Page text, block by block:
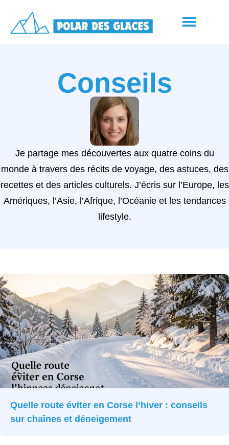
Conseils
Je partage mes découvertes aux quatre coins du
monde à travers des récits de voyage, des astuces, des
recettes et des articles culturels. J’écris sur l’Europe, les
Amériques, l’Asie, l’Afrique, l’Océanie et les tendances
lifestyle.
Quelle route éviter en Corse l’hiver : conseils
sur chaînes et déneigement